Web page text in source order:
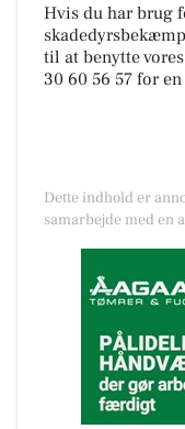
Hvis du har brug
til at benytte
30 60 56 57 for
Dette indhold er
samarbejde med en